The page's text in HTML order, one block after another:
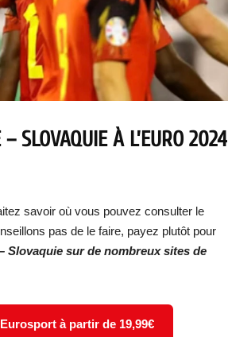
– SLOVAQUIE À L’EURO 2024
savoir où vous pouvez consulter le
pas de le faire, payez plutôt pour
Slovaquie sur de nombreux sites de
à partir de 19,99€